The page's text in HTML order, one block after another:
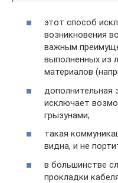
этот способ
возникновения
важным
выполненных из
материалов
дополнительная
исключает
грызунами;
такая
видна, и не
в большинстве
прокладки